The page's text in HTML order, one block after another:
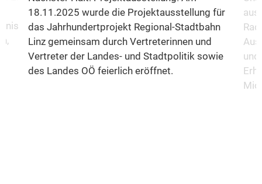
18.11.2025 wurde die Projektausstellung für
das Jahrhundertprojekt Regional-Stadtbahn
Linz gemeinsam durch Vertreterinnen und
Vertreter der Landes- und Stadtpolitik sowie
des Landes OÖ feierlich eröffnet.